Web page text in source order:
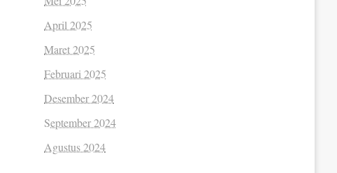
April 2025
Maret 2025
Februari 2025
Desember 2024
September 2024
Agustus 2024